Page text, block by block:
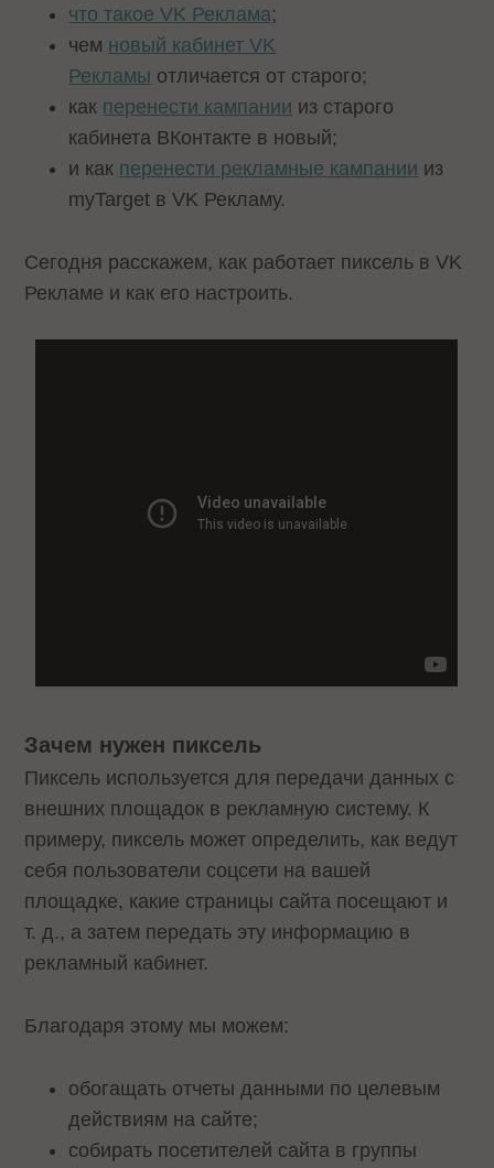
что такое VK Реклама;
чем новый кабинет VK
Рекламы отличается от старого;
как перенести кампании из старого
кабинета ВКонтакте в новый;
и как перенести рекламные кампании из
myTarget в VK Рекламу.
Сегодня расскажем, как работает пиксель в VK
Рекламе и как его настроить.
Зачем нужен пиксель
Пиксель используется для передачи данных с
внешних площадок в рекламную систему. К
примеру, пиксель может определить, как ведут
себя пользователи соцсети на вашей
площадке, какие страницы сайта посещают и
т. д., а затем передать эту информацию в
рекламный кабинет.
Благодаря этому мы можем:
обогащать отчеты данными по целевым
действиям на сайте;
собирать посетителей сайта в группы